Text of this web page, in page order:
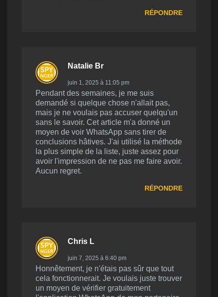
RÉPONDRE
Natalie Br
juin 1, 2025 à 11:05 pm
Pendant des semaines, je me suis
demandé si quelque chose n'allait pas,
mais je ne voulais pas accuser quelqu'un
sans le savoir. Cet article m'a donné un
moyen de voir WhatsApp sans tirer de
conclusions hâtives. J'ai utilisé la méthode
la plus simple de la liste, juste assez pour
avoir l'impression de ne pas me faire avoir.
Aucun regret.
RÉPONDRE
Chris L
juin 7, 2025 à 6:40 pm
Honnêtement, je n'étais pas sûr que tout
cela fonctionnerait. Je voulais juste trouver
un moyen de vérifier gratuitement